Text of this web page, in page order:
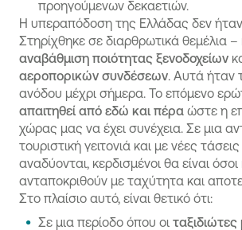
προηγούμενων δεκαετιών.
Η υπεραπόδοση της Ελλάδας δεν
Στηρίχθηκε σε διαρθρωτικά θεμέλια –
αναβάθμιση ποιότητας ξενοδοχείων
αεροπορικών συνδέσεων. Αυτά ήταν
ανόδου μέχρι σήμερα. Το επόμενο
απαιτηθεί από εδώ και πέρα ώστε η
χώρας μας να έχει συνέχεια. Σε μια
τουριστική γειτονιά και με νέες
αναδύονται, κερδισμένοι θα είναι
ανταποκριθούν με ταχύτητα και
Στο πλαίσιο αυτό, είναι θετικό ότι:
Σε μια περίοδο όπου οι